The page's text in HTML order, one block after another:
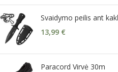
Svaidymo peilis ant
13,99 €
Paracord Virvė 30m